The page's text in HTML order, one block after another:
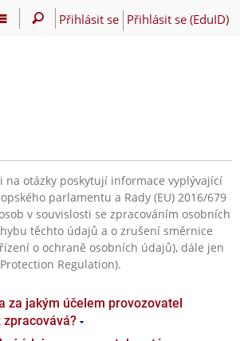
Přihlásit se Přihlásit se (EduID)
na otázky poskytují informace vyplývající
parlamentu a Rady (EU) 2016/679
v souvislosti se zpracováním osobních
těchto údajů a o zrušení směrnice
o ochraně osobních údajů), dále jen
Regulation).
za jakým účelem provozovatel